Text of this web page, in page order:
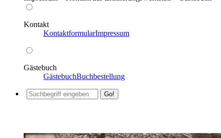
Kontakt
KontaktformularImpressum
Gästebuch
GästebuchBuchbestellung